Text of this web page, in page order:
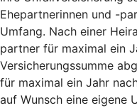
Ehepartnerinnen und -
Umfang. Nach einer
partner für maximal ein
Versicherungssumme
für maximal ein Jahr
auf Wunsch eine eigene